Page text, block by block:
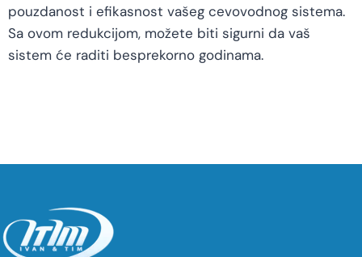
pouzdanost i efikasnost vašeg cevovodnog sistema.
Sa ovom redukcijom, možete biti sigurni da vaš
sistem će raditi besprekorno godinama.